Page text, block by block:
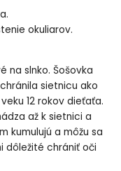
okuliarov.
na slnko. Šošovka
sietnicu ako
12 rokov dieťaťa.
až k sietnici a
kumulujú a môžu sa
dôležité chrániť oči